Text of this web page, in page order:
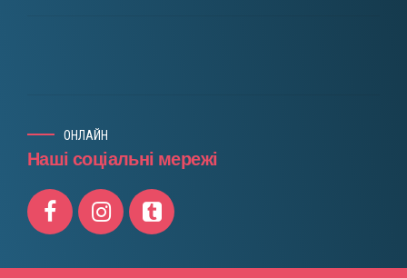
ОНЛАЙН
Наші соціальні мережі